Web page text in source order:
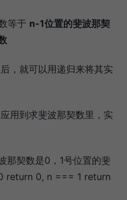
等于 n-1位置的斐波那契
，就可以用递归来将其实
用到求斐波那契数里，实
那契数是0，1号位置的斐
return 0, n === 1 return